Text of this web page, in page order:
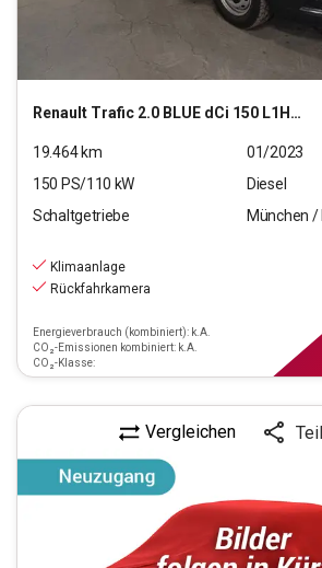
Renault Trafic 2.0 BLUE dCi 150 L1H1 3,0t Komfort
19.464km
01/2023
150 PS/110 kW
Diesel
Schaltgetriebe
München /
Klimaanlage
Rückfahrkamera
Energieverbrauch (kombiniert): k.A.
CO₂-Emissionen kombiniert: k.A.
CO₂-Klasse:
Vergleichen